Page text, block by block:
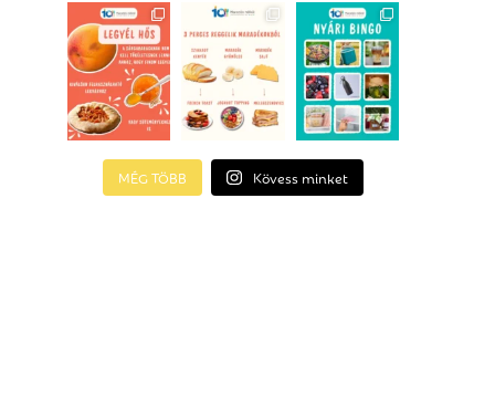
MÉG TÖBB Kövess minket